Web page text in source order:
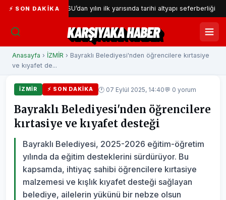
⚡ SON DAKIKA
İZSU’dan yılın ilk yarısında tarihi altyapı seferberliği
KARŞIYAKA HABER
Anasayfa › İZMİR › Bayraklı Belediyesi'nden öğrencilere kırtasiye
ve kıyafet de...
İZMİR ⚡ SON DAKIKA 🕐 07 Eylül 2025, 14:40💬 0 yorum
Bayraklı Belediyesi'nden öğrencilere
kırtasiye ve kıyafet desteği
Bayraklı Belediyesi, 2025-2026 eğitim-öğretim
yılında da eğitim desteklerini sürdürüyor. Bu
kapsamda, ihtiyaç sahibi öğrencilere kırtasiye
malzemesi ve kışlık kıyafet desteği sağlayan
belediye, ailelerin yükünü bir nebze olsun